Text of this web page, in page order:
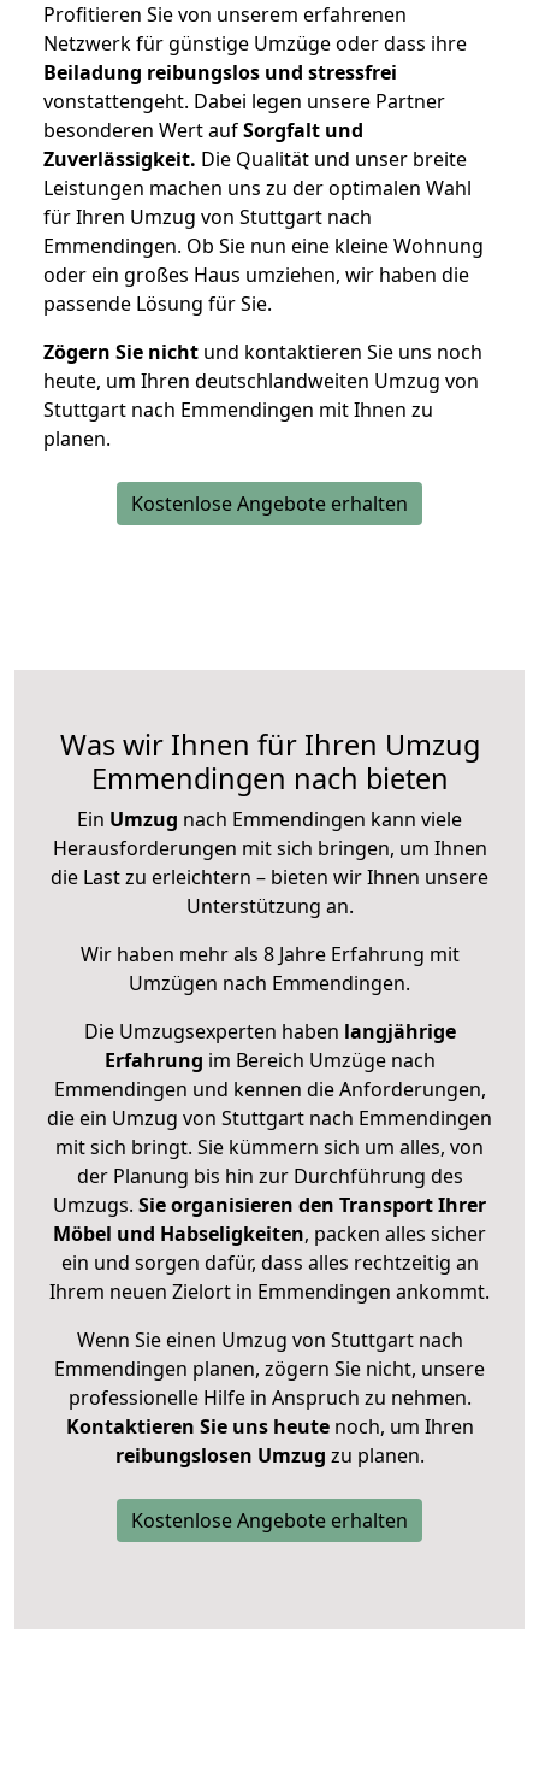
Profitieren Sie von unserem erfahrenen
Netzwerk für günstige Umzüge oder dass ihre
Beiladung reibungslos und stressfrei
vonstattengeht. Dabei legen unsere Partner
besonderen Wert aufSorgfalt und
Zuverlässigkeit. Die Qualität und unser breite
Leistungen machen uns zu der optimalen Wahl
für Ihren Umzug von Stuttgart nach
Emmendingen. Ob Sie nun eine kleine Wohnung
oder ein großes Haus umziehen, wir haben die
passende Lösung für Sie.
Zögern Sie nicht und kontaktieren Sie uns noch
heute, um Ihren deutschlandweiten Umzug von
Stuttgart nach Emmendingen mit Ihnen zu
planen.
Kostenlose Angebote erhalten
Was wir Ihnen für Ihren Umzug
Emmendingen nach bieten
Ein Umzug nach Emmendingen kann viele
Herausforderungen mit sich bringen, um Ihnen
die Last zu erleichtern – bieten wir Ihnen unsere
Unterstützung an.
Wir haben mehr als 8 Jahre Erfahrung mit
Umzügen nach Emmendingen.
Die Umzugsexperten haben langjährige
Erfahrung im Bereich Umzüge nach
Emmendingen und kennen die Anforderungen,
die ein Umzug von Stuttgart nach Emmendingen
mit sich bringt. Sie kümmern sich um alles, von
der Planung bis hin zur Durchführung des
Umzugs. Sie organisieren den Transport Ihrer
Möbel und Habseligkeiten, packen alles sicher
ein und sorgen dafür, dass alles rechtzeitig an
Ihrem neuen Zielort in Emmendingen ankommt.
Wenn Sie einen Umzug von Stuttgart nach
Emmendingen planen, zögern Sie nicht, unsere
professionelle Hilfe in Anspruch zu nehmen.
Kontaktieren Sie uns heutenoch, um Ihren
reibungslosen Umzug zu planen.
Kostenlose Angebote erhalten